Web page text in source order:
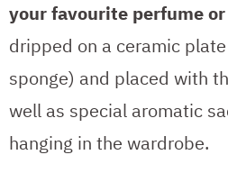
your favourite perfume
dripped on a ceramic
sponge) and placed with
well as special aromatic
hanging in the wardrobe.